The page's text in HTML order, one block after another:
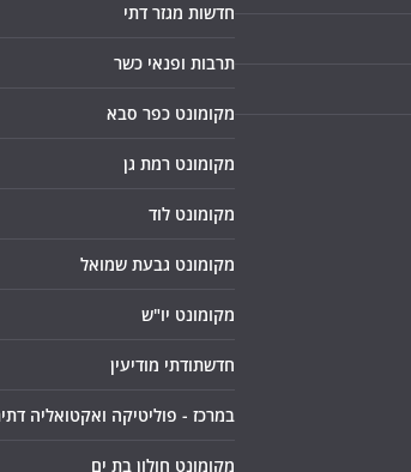
חדשות מגזר דתי
תרבות ופנאי כשר
מקומונט כפר סבא
מקומונט רמת גן
מקומונט לוד
מקומונט גבעת שמואל
מקומונט יו"ש
חדשתודתי מודיעין
במרכז - פוליטיקה ואקטואליה
מקומונט חולון בת ים